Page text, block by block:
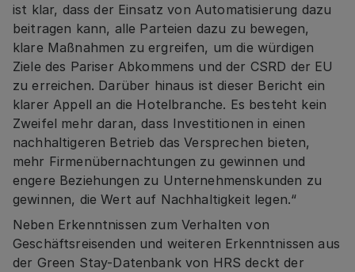
ist klar, dass der Einsatz von Automatisierung dazu
beitragen kann, alle Parteien dazu zu bewegen,
klare Maßnahmen zu ergreifen, um die würdigen
Ziele des Pariser Abkommens und der CSRD der EU
zu erreichen. Darüber hinaus ist dieser Bericht ein
klarer Appell an die Hotelbranche. Es besteht kein
Zweifel mehr daran, dass Investitionen in einen
nachhaltigeren Betrieb das Versprechen bieten,
mehr Firmenübernachtungen zu gewinnen und
engere Beziehungen zu Unternehmenskunden zu
gewinnen, die Wert auf Nachhaltigkeit legen.“
Neben Erkenntnissen zum Verhalten von
Geschäftsreisenden und weiteren Erkenntnissen aus
der Green Stay-Datenbank von HRS deckt der